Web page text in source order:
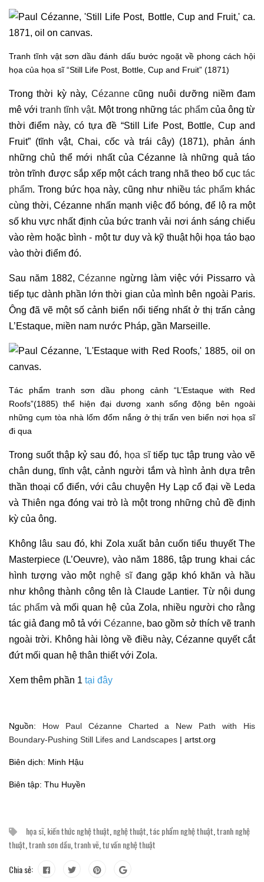
Tranh tĩnh vật sơn dầu đánh dấu bước ngoặt về phong cách hội
họa của họa sĩ “Still Life Post, Bottle, Cup and Fruit” (1871)
Trong thời kỳ này, Cézannecũng nuôi dưỡng niềm đam
mê với tranh tĩnh vật. Một trong những tác phẩm của ông từ
thời điểm này, có tựa đề “Still Life Post, Bottle, Cup and
Fruit” (tĩnh vật, Chai, cốc và trái cây) (1871), phản ánh
những chủ thể mới nhất của Cézanne là những quả táo
tròn trĩnh được sắp xếp một cách trang nhã theo bố cục tác
phẩm. Trong bức họa này, cũng như nhiều tác phẩm khác
cùng thời, Cézanne nhấn mạnh việc đổ bóng, để lộ ra một
số khu vực nhất định của bức tranh vải nơi ánh sáng chiếu
vào rèm hoặc bình - một tư duy và kỹ thuật hội họa táo bạo
vào thời điểm đó.
Sau năm 1882,Cézanne ngừng làm việc với Pissarro và
tiếp tục dành phần lớn thời gian của mình bên ngoài Paris.
Ông đã vẽ một số cảnh biển nổi tiếng nhất ở thị trấn cảng
L’Estaque, miền nam nước Pháp, gần Marseille.
Tác phẩm tranh sơn dầu phong cảnh “L’Estaque with Red
Roofs”(1885) thể hiện đại dương xanh sống động bên ngoài
những cụm tòa nhà lốm đốm nắng ở thị trấn ven biển nơi họa sĩ
đi qua
Trong suốt thập kỷ sau đó, họa sĩtiếp tục tập trung vào vẽ
chân dung, tĩnh vật, cảnh người tắm và hình ảnh dựa trên
thần thoại cổ điển, với câu chuyện Hy Lạp cổ đại về Leda
và Thiên nga đóng vai trò là một trong những chủ đề định
kỳ của ông.
Không lâu sau đó, khi Zola xuất bản cuốn tiểu thuyết The
Masterpiece (L’Oeuvre), vào năm 1886, tập trung khai các
hình tượng vào một nghệ sĩđang gặp khó khăn và hầu
như không thành công tên là Claude Lantier. Từ nội dung
tác phẩm và mối quan hệ của Zola, nhiều người cho rằng
tác giả đang mô tả với Cézanne, bao gồm sở thích vẽ tranh
ngoài trời. Không hài lòng về điều này, Cézanne quyết cắt
đứt mối quan hệ thân thiết với Zola.
Xem thêm phần 1 tại đây
Nguồn: How Paul Cézanne Charted a New Path with His
Boundary-Pushing Still Lifes and Landscapes | artst.org
Biên dịch: Minh Hậu
Biên tập: Thu Huyền
họa sĩ, kiến thức nghệ thuật nghệ thuật tác phẩm nghệ thuật tranh nghệ
thuật tranh sơn dầu tranh vẽ tư vấn nghệ thuật
Chia sẻ: